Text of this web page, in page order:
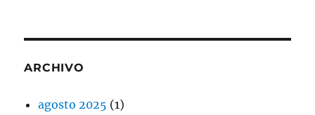
ARCHIVO
agosto 2025 (1)